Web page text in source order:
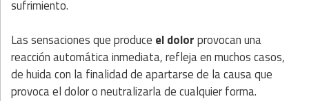
sufrimiento.
Las sensaciones que produce el dolorprovocan una
reacción automática inmediata, refleja en muchos casos,
de huida con la finalidad de apartarse de la causa que
provoca el dolor o neutralizarla de cualquier forma.